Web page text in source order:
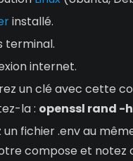
installé.
terminal.
internet.
un clé avec cette
la : openssl rand -
un fichier .env au
compose et notez